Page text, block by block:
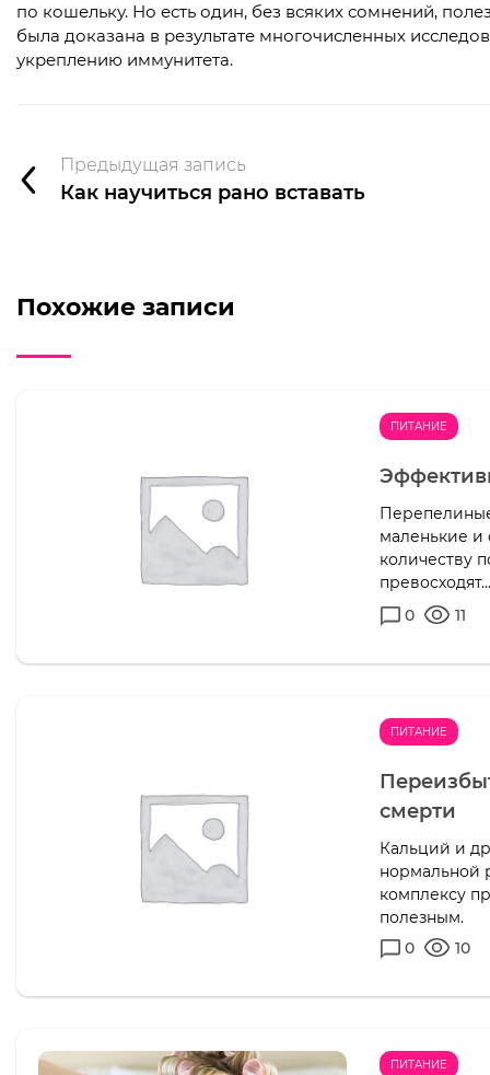
по кошельку. Но есть один, без всяких сомнений,
была доказана в результате многочисленных
укреплению иммунитета.
Предыдущая запись
Как научиться рано вставать
Похожие записи
ПИТАНИЕ
маленькие и
количеству
0
11
ПИТАНИЕ
смерти
Кальций и
нормальной
комплексу
полезным.
0
10
ПИТАНИЕ